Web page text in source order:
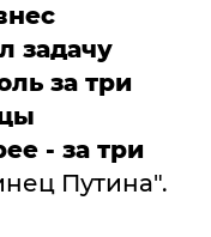
задачу
за три
- за три
Путина".